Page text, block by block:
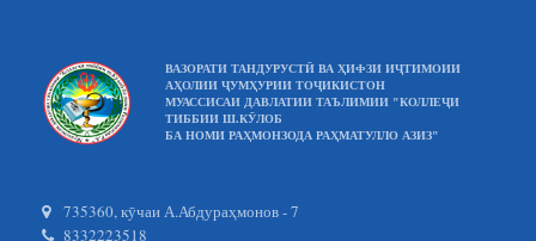
ВАЗОРАТИ ТАНДУРУСТӢ ВА ҲИФЗИ ИҶТИМОИИ
АҲОЛИИ ҶУМҲУРИИ ТОҶИКИСТОН
МУАССИСАИ ДАВЛАТИИ ТАЪЛИМИИ "КОЛЛЕҶИ
ТИББИИ Ш.КӮЛОБ
БА НОМИ РАҲМОНЗОДА РАҲМАТУЛЛО АЗИЗ"
735360, кӯчаи А.Абдураҳмонов - 7
8332223518